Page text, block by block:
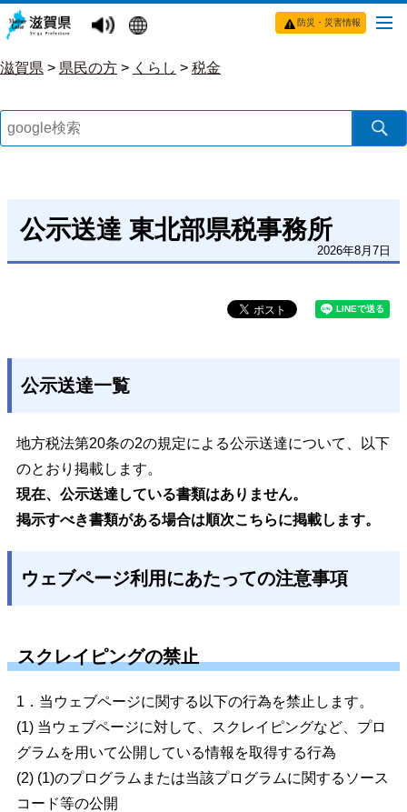
防災・災害情報
滋賀県 > 県民の方 > くらし > 税金
公示送達 東北部県税事務所
2026年8月7日
公示送達一覧
地方税法第20条の2の規定による公示送達について、以下
のとおり掲載します。
現在、公示送達している書類はありません。
掲示すべき書類がある場合は順次こちらに掲載します。
ウェブページ利用にあたっての注意事項
スクレイピングの禁止
1．当ウェブページに関する以下の行為を禁止します。
(1) 当ウェブページに対して、スクレイピングなど、プロ
グラムを用いて公開している情報を取得する行為
(2) (1)のプログラムまたは当該プログラムに関するソース
コード等の公開